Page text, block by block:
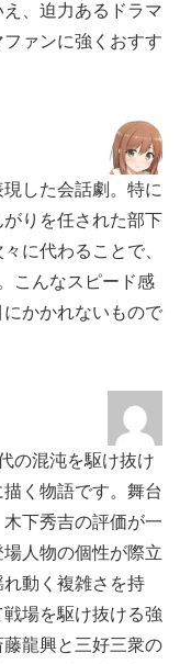
、迫力あるドラマ
ァンに強くおすす
した会話劇。特に
りを任された部下
に代わることで、
こんなスピード感
かかれないもので
の混沌を駆け抜け
く物語です。舞台
下秀吉の評価が一
人物の個性が際立
動く複雑さを持
場を駆け抜ける強
龍興と三好三衆の